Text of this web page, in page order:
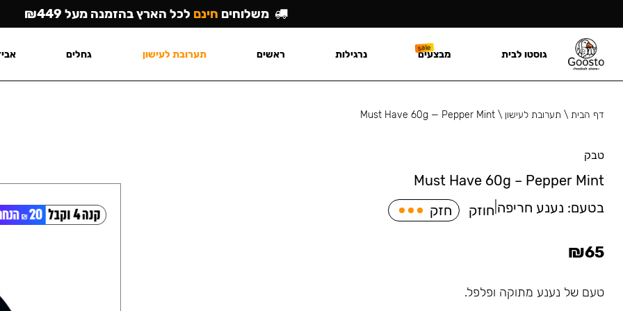
דף הבית\ תערובת לעישון \
Must Have 60g — Pepper Mint
טבק
Must Have 60g – Pepper Mint
בטעם: נענע חריפה חוזק חזק
₪65
טעם של נענע מתוקה ופלפל.
משלוחים חינם לכל הארץ בהזמנה מעל ₪449
גוסטו לבית מבצעים נרגילות ראשים תערובת לעישון גחלים